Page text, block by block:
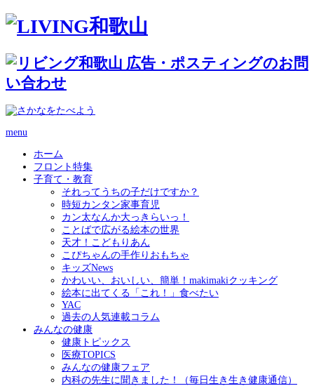
menu
ホーム
フロント特集
子育て・教育
それってうちの子だけですか？
時短カンタン家事育児
カン太なんか大っきらいっ！
ことばで広がる絵本の世界
天才！こどもりあん
こぴちゃんの手作りおもちゃ
キッズNews
かわいい、おいしい、簡単！makimakiクッキング
絵本に出てくる「これ！」食べたい
YAC
過去の人気連載コラム
みんなの健康
健康トピックス
医療TOPICS
みんなの健康フェア
内科の先生に聞きました！（毎日生き生き健康通信）